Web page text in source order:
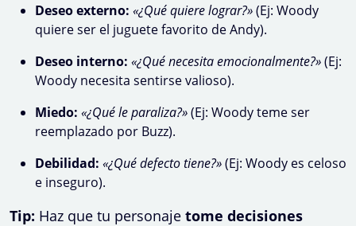
Deseo externo: «¿Qué quiere lograr?»(Ej: Woody
quiere ser el juguete favorito de Andy).
Deseo interno: «¿Qué necesita emocionalmente?»(Ej:
Woody necesita sentirse valioso).
Miedo: «¿Qué le paraliza?»(Ej: Woody teme ser
reemplazado por Buzz).
Debilidad: «¿Qué defecto tiene?»(Ej: Woody es celoso
e inseguro).
Tip: Haz que tu personaje tome decisiones